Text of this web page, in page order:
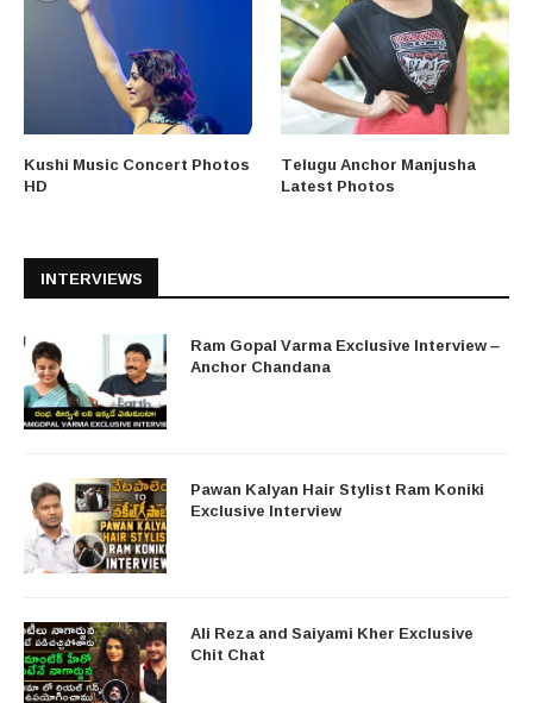
Kushi Music Concert Photos
HD
Telugu Anchor Manjusha
Latest Photos
INTERVIEWS
Ram Gopal Varma Exclusive Interview –
Anchor Chandana
Pawan Kalyan Hair Stylist Ram Koniki
Exclusive Interview
Ali Reza and Saiyami Kher Exclusive
Chit Chat